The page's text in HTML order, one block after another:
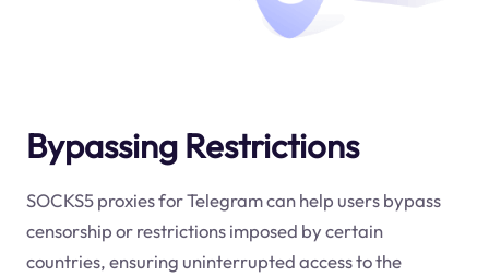
Bypassing Restrictions
SOCKS5 proxies for Telegram can help users bypass
censorship or restrictions imposed by certain
countries, ensuring uninterrupted access to the